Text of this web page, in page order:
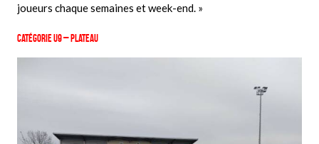
joueurs chaque semaines et week-end. »
Catégorie U9 – Plateau